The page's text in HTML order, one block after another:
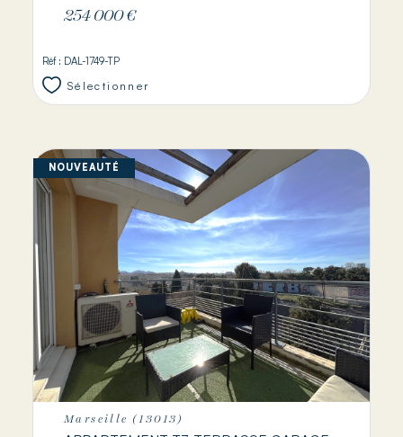
254 000 €
Réf : DAL-1749-TP
Sélectionner
NOUVEAUTÉ
Marseille (13013)